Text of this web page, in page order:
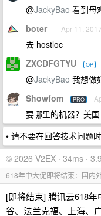
@JackyBao 看到母
boter Apr 11, 2017
去 hostloc
ZXCDFGTYU OP
@JackyBao 我想做
Showfom PRO
要哪里的机器？美
• 请不要在回答技术问题
© 2026 V2EX · 34ms ·
618年中大促即将结束：国内
[即将结束] 腾讯云618
谷、法兰克福、上海、